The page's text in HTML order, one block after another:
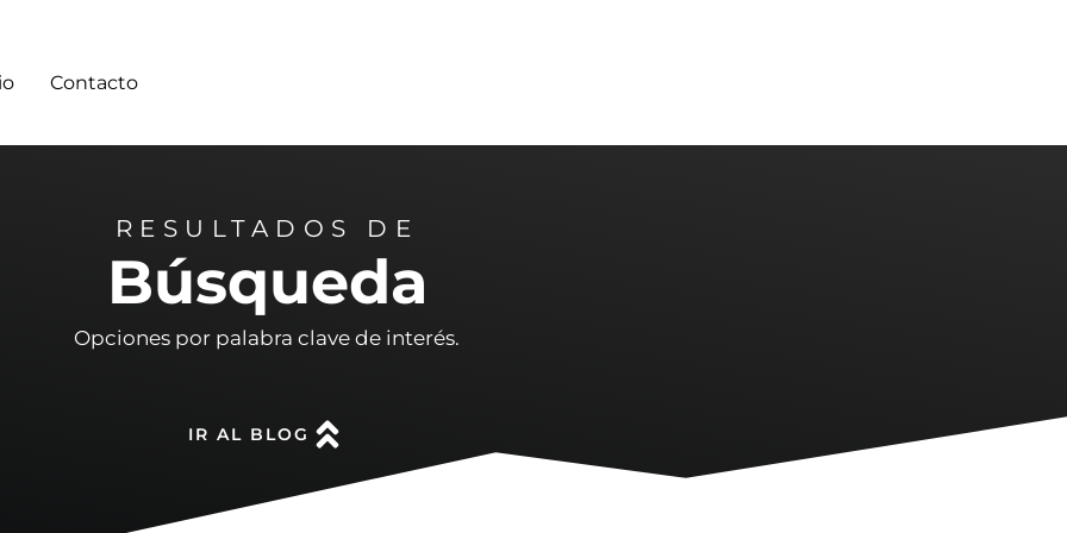
Contacto
RESULTADOS DE
Búsqueda
Opciones por palabra clave de interés.
IR AL BLOG